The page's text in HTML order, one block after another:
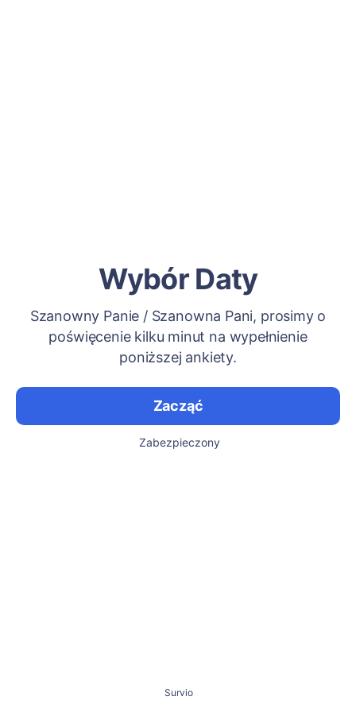
Wybór Daty
Szanowny Panie / Szanowna Pani, prosimy o
poświęcenie kilku minut na wypełnienie
poniższej ankiety.
Zacząć
Zabezpieczony
Survio